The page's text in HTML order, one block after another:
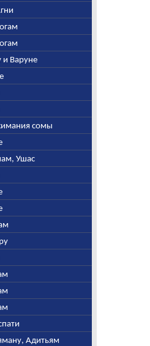
и Варуне
сомы
Ушас
Адитьям